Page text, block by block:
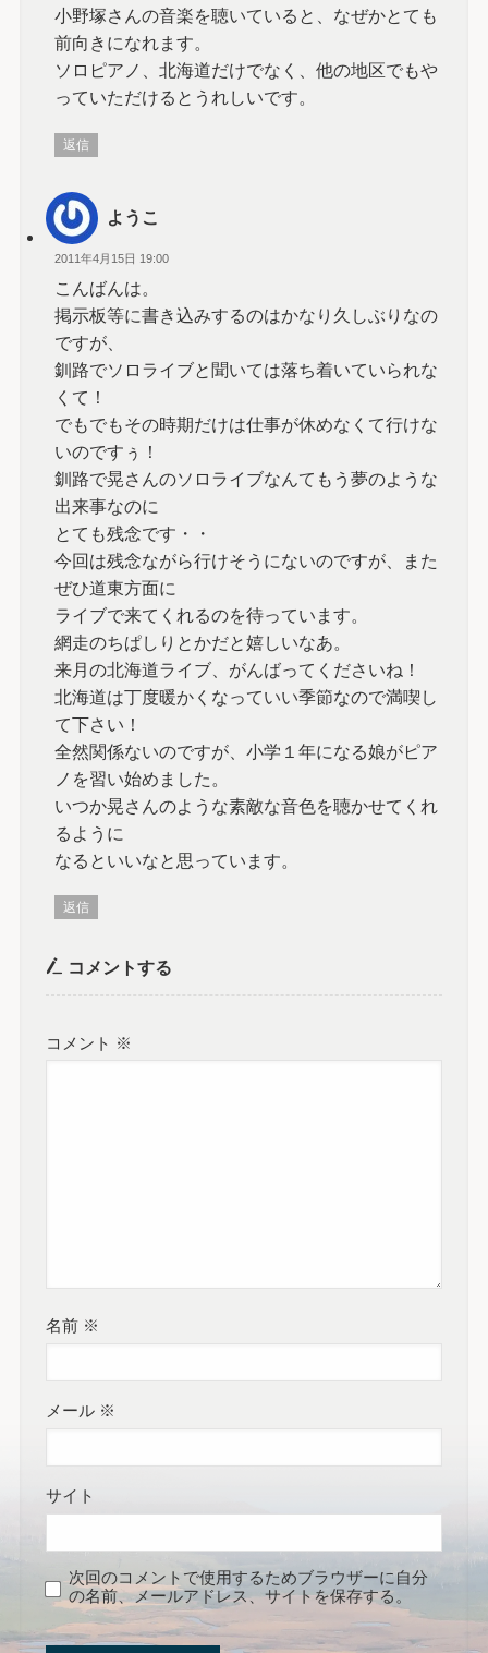
小野塚さんの音楽を聴いていると、なぜかとても
前向きになれます。
ソロピアノ、北海道だけでなく、他の地区でもや
っていただけるとうれしいです。
返信
ようこ
2011年4月15日 19:00
こんばんは。
掲示板等に書き込みするのはかなり久しぶりなの
ですが、
釧路でソロライブと聞いては落ち着いていられな
くて！
でもでもその時期だけは仕事が休めなくて行けな
いのですぅ！
釧路で晃さんのソロライブなんてもう夢のような
出来事なのに
とても残念です・・
今回は残念ながら行けそうにないのですが、また
ぜひ道東方面に
ライブで来てくれるのを待っています。
網走のちぱしりとかだと嬉しいなあ。
来月の北海道ライブ、がんばってくださいね！
北海道は丁度暖かくなっていい季節なので満喫し
て下さい！
全然関係ないのですが、小学１年になる娘がピア
ノを習い始めました。
いつか晃さんのような素敵な音色を聴かせてくれ
るように
なるといいなと思っています。
返信
コメントする
コメント ※
名前 ※
メール ※
サイト
次回のコメントで使用するためブラウザーに自分
の名前、メールアドレス、サイトを保存する。